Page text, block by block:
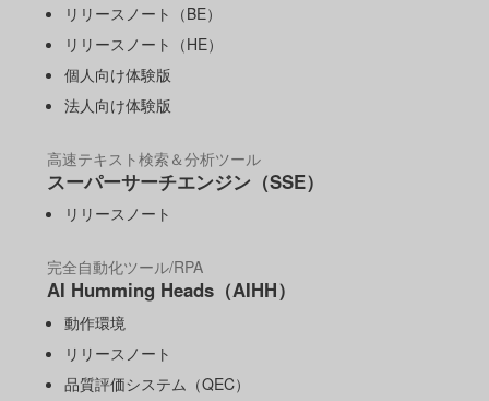
リリースノート（BE）
リリースノート（HE）
個人向け体験版
法人向け体験版
高速テキスト検索＆分析ツール
スーパーサーチエンジン（SSE）
リリースノート
完全自動化ツール/RPA
AI Humming Heads（AIHH）
動作環境
リリースノート
品質評価システム（QEC）